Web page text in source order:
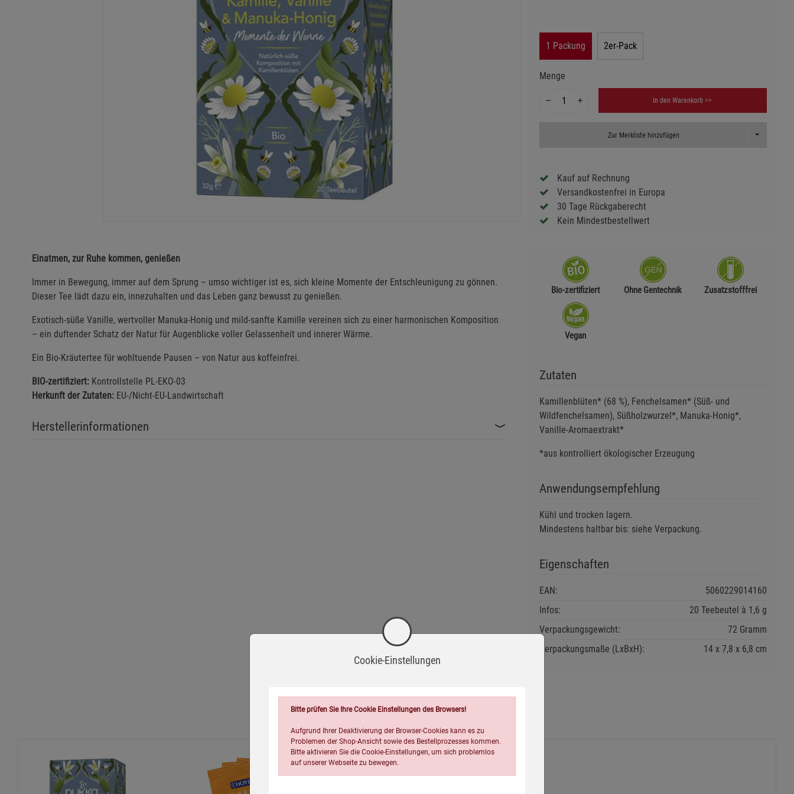
1 Packung 2er-Pack
Menge
In den Warenkorb >>
Zur Merkliste hinzufügen Toggle
Kauf auf Rechnung
Versandkostenfrei in Europa
30 Tage Rückgaberecht
Kein Mindestbestellwert
Einatmen, zur Ruhe kommen, genießen
Immer in Bewegung, immer auf dem Sprung – umso wichtiger ist es, sich kleine Momente der Entschleunigung zu gönnen.
Dieser Tee lädt dazu ein, innezuhalten und das Leben ganz bewusst zu genießen.
Exotisch-süße Vanille, wertvoller Manuka-Honig und mild-sanfte Kamille vereinen sich zu einer harmonischen Komposition
– ein duftender Schatz der Natur für Augenblicke voller Gelassenheit und innerer Wärme.
Ein Bio-Kräutertee für wohltuende Pausen – von Natur aus koffeinfrei.
BIO-zertifiziert: Kontrollstelle PL-EKO-03
Herkunft der Zutaten: EU-/Nicht-EU-Landwirtschaft
Herstellerinformationen
Bio-zertifiziert Ohne Gentechnik Zusatzstofffrei
Vegan
Zutaten
Kamillenblüten* (68 %), Fenchelsamen* (Süß- und
Wildfenchelsamen), Süßholzwurzel*, Manuka-Honig*,
Vanille-Aromaextrakt*
*aus kontrolliert ökologischer Erzeugung
Anwendungsempfehlung
Kühl und trocken lagern.
Mindestens haltbar bis: siehe Verpackung.
Eigenschaften
EAN:
5060229014160
Infos:
20 Teebeutel à 1,6 g
Verpackungsgewicht:
72 Gramm
Verpackungsmaße (LxBxH):
14 7,8 6,8 cm
Wird oft zusammen bestellt:
Cookie-Einstellungen
Bitte prüfen Sie Ihre Cookie Einstellungen des Browsers!
Aufgrund Ihrer Deaktivierung der Browser-Cookies kann es zu
Problemen der Shop-Ansicht sowie des Bestellprozesses kommen.
Bitte aktivieren Sie die Cookie-Einstellungen, um sich problemlos
auf unserer Webseite zu bewegen.